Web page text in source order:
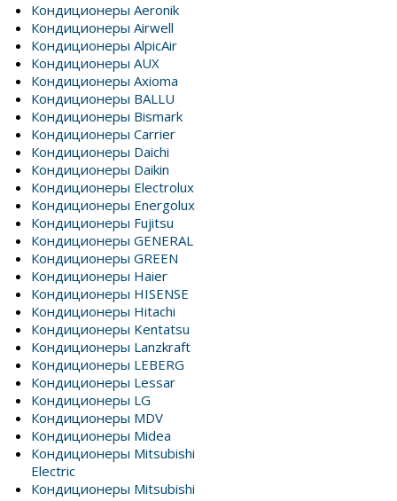
Кондиционеры Aeronik
Кондиционеры Airwell
Кондиционеры AlpicAir
Кондиционеры AUX
Кондиционеры Axioma
Кондиционеры BALLU
Кондиционеры Bismark
Кондиционеры Carrier
Кондиционеры Daichi
Кондиционеры Daikin
Кондиционеры Electrolux
Кондиционеры Energolux
Кондиционеры Fujitsu
Кондиционеры GENERAL
Кондиционеры GREEN
Кондиционеры Haier
Кондиционеры HISENSE
Кондиционеры Hitachi
Кондиционеры Kentatsu
Кондиционеры Lanzkraft
Кондиционеры LEBERG
Кондиционеры Lessar
Кондиционеры LG
Кондиционеры MDV
Кондиционеры Midea
Кондиционеры Mitsubishi
Electric
Кондиционеры Mitsubishi